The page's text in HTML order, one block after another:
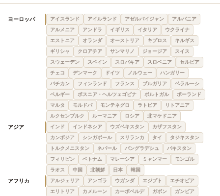
ヨーロッパ アイスランド アイルランド アゼルバイジャン
アルバニア
アルメニア
アンドラ イギリス イタリア
ウクライナ
エストニア
オランダ オーストリア キプロス
キルギス
ギリシャ
クロアチア サンマリノ ジョージア
スイス
スウェーデン
スペイン スロバキア スロベニア
セルビア
チェコ
デンマーク ドイツ ノルウェー
ハンガリー
バチカン
フィンランド フランス ブルガリア
ベラルーシ
ベルギー
ボスニア・ヘルツェゴビナ ポルトガル
ポーランド
マルタ
モルドバ モンテネグロ ラトビア
リトアニア
ルクセンブルク
ルーマニア ロシア 北マケドニア
アジア インド インドネシア ウズベキスタン
カザフスタン
カンボジア
シンガポール スリランカ タイ
タジキスタン
トルクメニスタン
ネパール バングラデシュ
パキスタン
フィリピン
ベトナム マレーシア ミャンマー
モンゴル
ラオス
中国 北朝鮮 日本 韓国
アフリカ アルジェリア アンゴラ ウガンダ エジプト
エチオピア
エリトリア
カメルーン カーボベルデ ガボン
ガンビア